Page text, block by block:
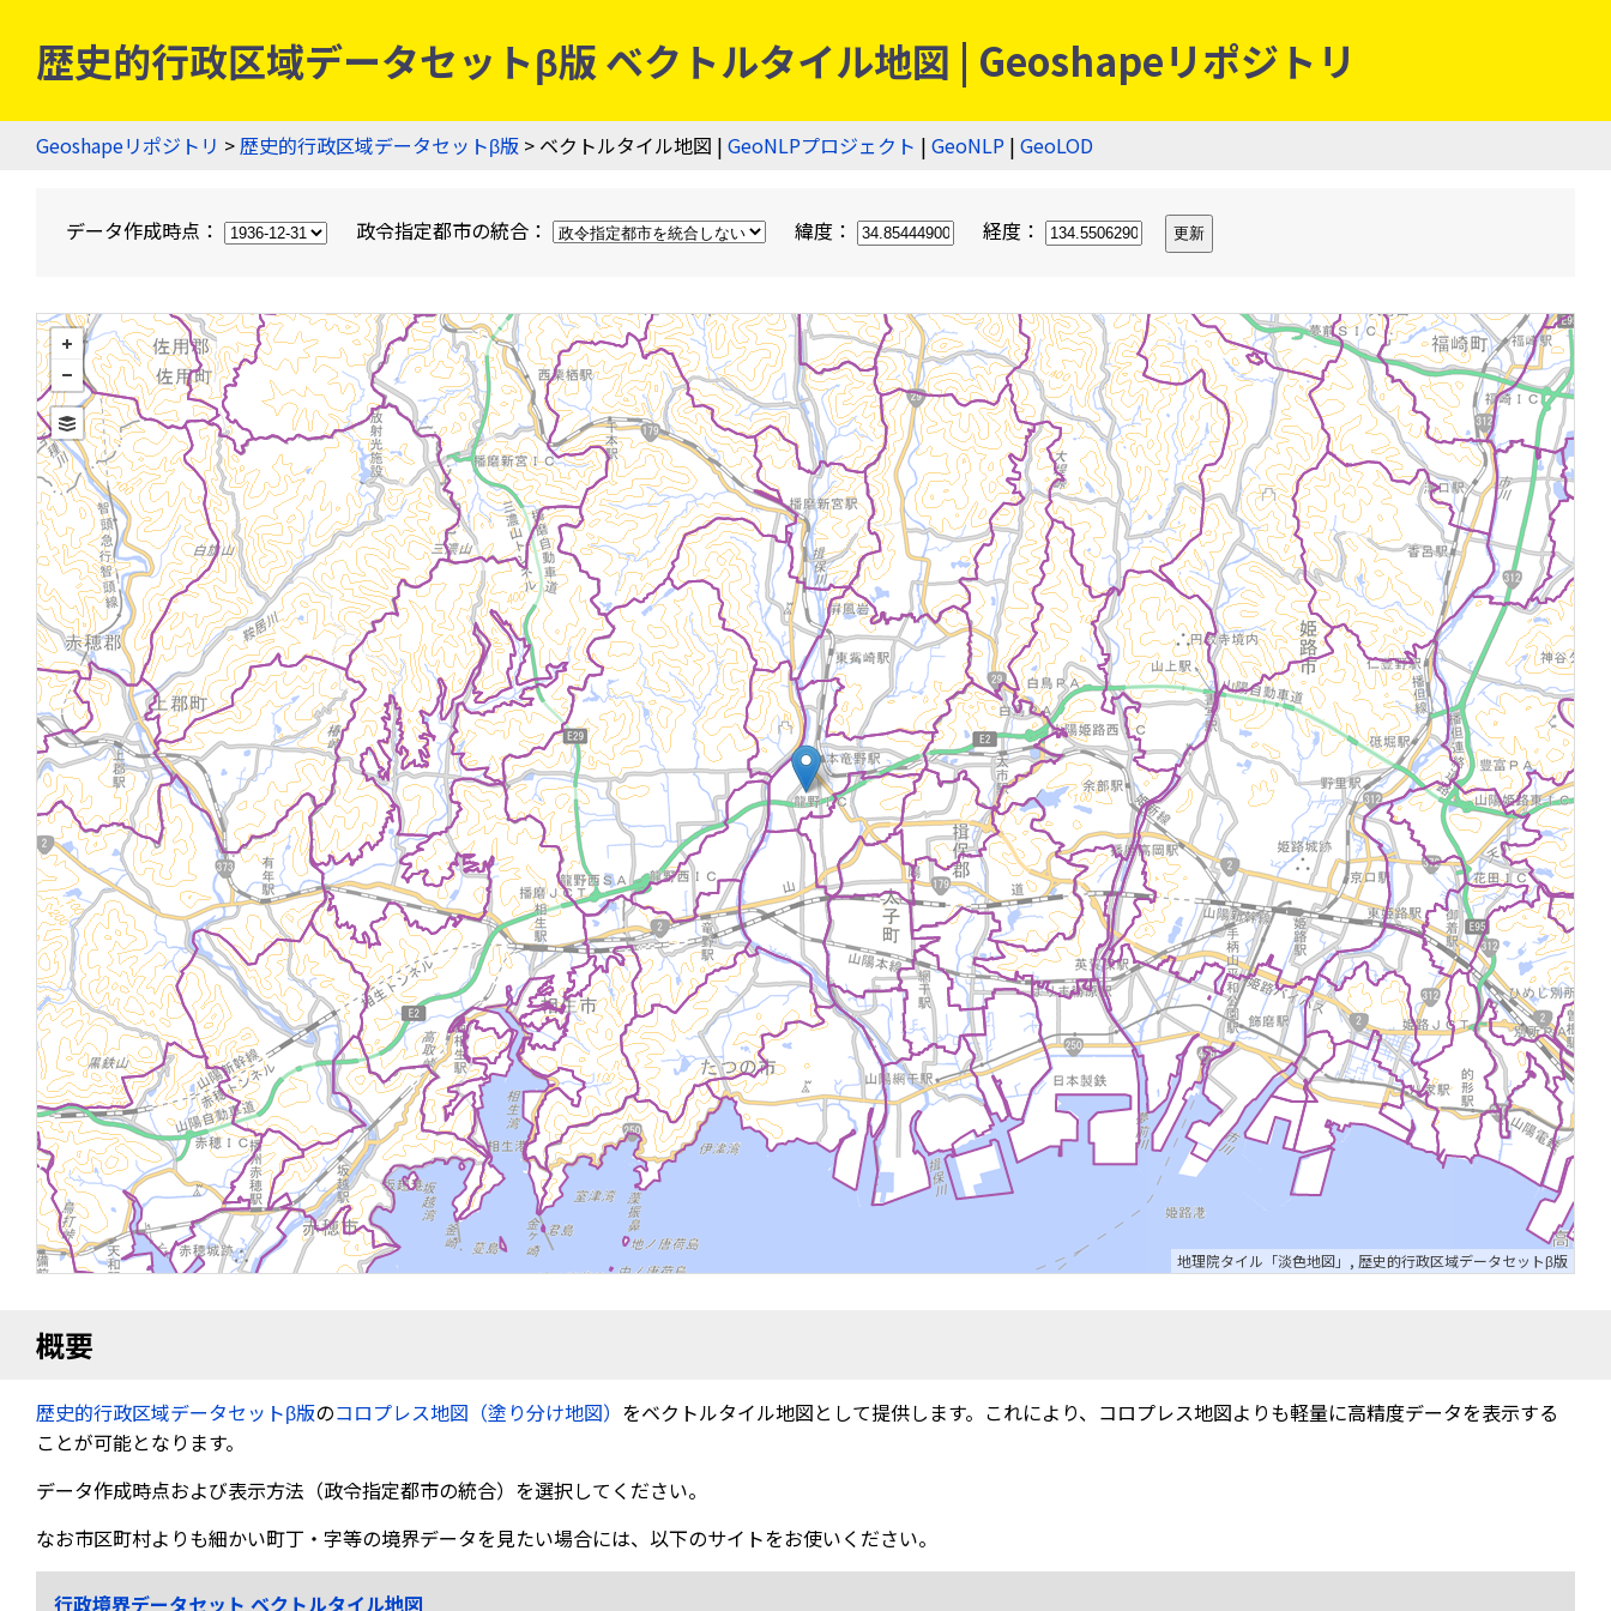
歴史的行政区域データセットβ版 ベクトルタイル地図 | Geoshapeリポジトリ
Geoshapeリポジトリ >歴史的行政区域データセットβ版 > ベクトルタイル地図 | GeoNLPプロジェクト | GeoNLP | GeoLOD
データ作成時点： 政令指定都市の統合： 緯度： 経度：
地理院タイル「淡色地図」 , 歴史的行政区域データセットβ版
概要
歴史的行政区域データセットβ版のコロプレス地図（塗り分け地図） をベクトルタイル地図として提供します。これにより、コロプレス地図よりも軽量に高精度データを表示する
ことが可能となります。
データ作成時点および表示方法（政令指定都市の統合）を選択してください。
なお市区町村よりも細かい町丁・字等の境界データを見たい場合には、以下のサイトをお使いください。
行政境界データセット ベクトルタイル地図